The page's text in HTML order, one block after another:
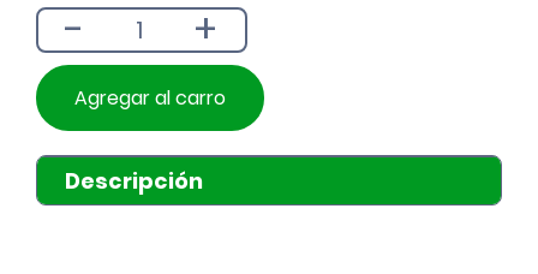
- +
Agregar al carro
Descripción